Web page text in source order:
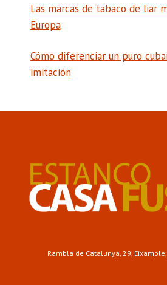
Las marcas de tabaco de liar
Europa
Cómo diferenciar un puro
imitación
Rambla de Catalunya, 29,